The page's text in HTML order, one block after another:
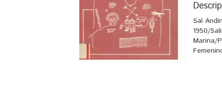
Sal
1950/
Marina/